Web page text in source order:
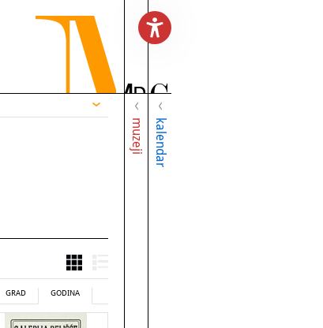
muzeji kalendar
GRAD GODINA